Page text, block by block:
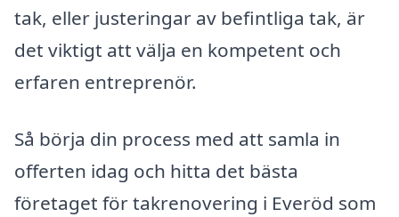
tak, eller justeringar av befintliga tak, är
det viktigt att välja en kompetent och
erfaren entreprenör.
Så börja din process med att samla in
offerten idag och hitta det bästa
företaget för takrenovering i Everöd som